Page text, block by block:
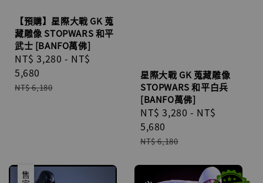
【預購】星際大戰 GK 蒐
藏雕像 STOPWARS 和平
武士 [BANFO萬佛]
Sale
price
NT$ 3,280 - NT$
5,680
Regular
NT$ 6,180
星際大戰 GK 蒐藏雕像
STOPWARS 和平白兵
[BANFO萬佛]
Sale
price
NT$ 3,280 - NT$
5,680
Regular
NT$ 6,180
優惠
售完